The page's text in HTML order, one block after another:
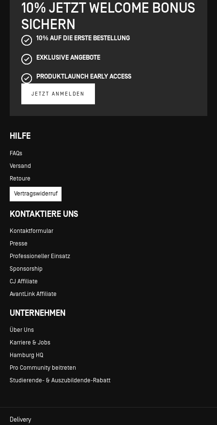
HILFE
FAQs
Versand
Retoure
Vertragswiderruf
KONTAKTIERE UNS
Kontaktformular
Presse
Professioneller Einsatz
Sponsorship
CJ Affiliate
AvantLink Affiliate
UNTERNEHMEN
Über Uns
Karriere & Jobs
Hamburg HQ
Pro Community beitreten
Studierende- & Auszubildende-Rabatt
10% JETZT WELCOME BONUS
SICHERN
10% AUF DIE ERSTE BESTELLUNG
EXKLUSIVE ANGEBOTE
PRODUKTLAUNCH EARLY ACCESS
JETZT ANMELDEN
Delivery